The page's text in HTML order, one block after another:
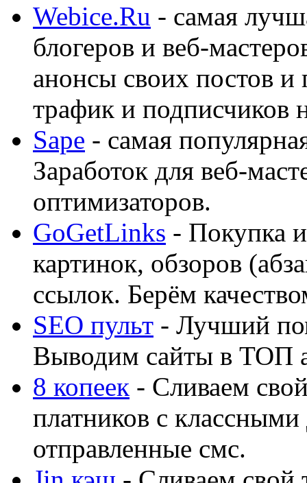
Webice.Ru - самая
блогеров и веб-
анонсы своих постов
трафик и подписчиков
Sape - самая
Заработок для веб-
оптимизаторов.
GoGetLinks - Покупка
картинок, обзоров
ссылок. Берём
SEO пульт - Лучший
Выводим сайты в ТОП
8 копеек - Сливаем
платников с
отправленные смс.